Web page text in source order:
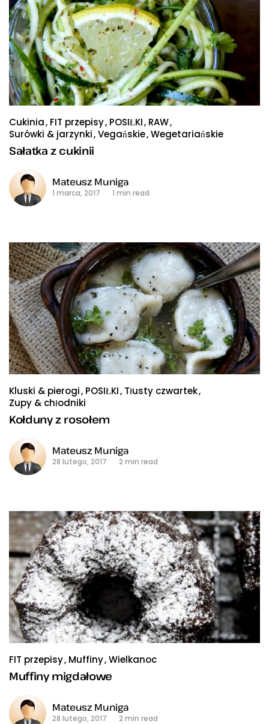
Cukinia FIT przepisy POSIŁKI RAW
Surówki & jarzynki Vegańskie Wegetariańskie
Sałatka z cukinii
Mateusz Muniga
1 marca, 2017 1 min read
Kluski & pierogi POSIŁKI Tłusty czwartek
Zupy & chłodniki
Kołduny z rosołem
Mateusz Muniga
28 lutego, 2017 2 min read
FIT przepisy Muffiny Wielkanoc
Muffiny migdałowe
Mateusz Muniga
28 lutego, 2017 2 min read